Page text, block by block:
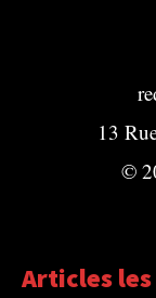
13
©
Articles